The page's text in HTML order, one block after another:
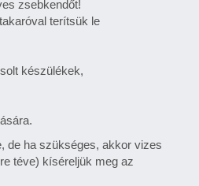
zsebkendőt!
terítsük le
készülékek,
de ha szükséges, akkor vizes
téve) kíséreljük meg az